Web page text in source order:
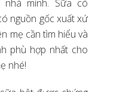
mình. Sữa có
nguồn gốc xuất xứ
mẹ cần tìm hiểu và
phù hợp nhất cho
nhé!